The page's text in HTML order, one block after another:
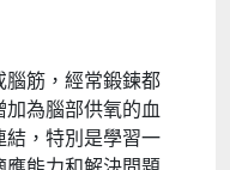
筋，經常鍛鍊都
為腦部供氧的血
，特別是學習一